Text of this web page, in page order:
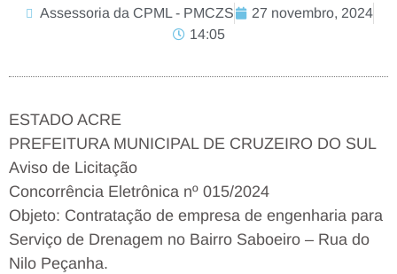
Assessoria da CPML - PMCZS
27 novembro, 2024
14:05
ESTADO ACRE
PREFEITURA MUNICIPAL DE CRUZEIRO DO SUL
Aviso de Licitação
Concorrência Eletrônica nº 015/2024
Objeto: Contratação de empresa de engenharia para
Serviço de Drenagem no Bairro Saboeiro – Rua do
Nilo Peçanha.